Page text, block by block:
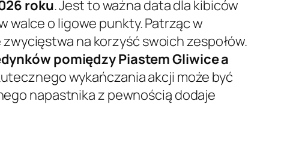
roku. Jest to ważna data dla kibiców
o ligowe punkty. Patrząc w
na korzyść swoich zespołów.
pomiędzy Piastem Gliwice a
wykańczania akcji może być
napastnika z pewnością dodaje